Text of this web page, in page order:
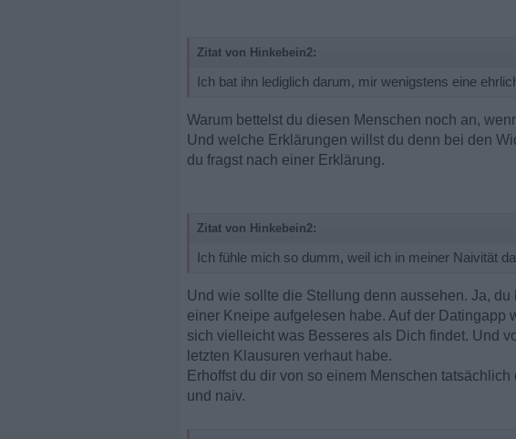
Zitat von Hinkebein2:
Ich bat ihn lediglich darum, mir wenigstens eine
Warum bettelst du diesen Menschen noch an,
Und welche Erklärungen willst du denn bei den
du fragst nach einer Erklärung.
Zitat von Hinkebein2:
Ich fühle mich so dumm, weil ich in meiner Naivität
Und wie sollte die Stellung denn aussehen. Ja,
einer Kneipe aufgelesen habe. Auf der Datingapp
sich vielleicht was Besseres als Dich findet. Und
letzten Klausuren verhaut habe.
Erhoffst du dir von so einem Menschen
und naiv.